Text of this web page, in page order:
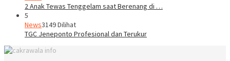
2 Anak Tewas Tenggelam saat Berenang di …
5
News3149 Dilihat
TGC Jeneponto Profesional dan Terukur